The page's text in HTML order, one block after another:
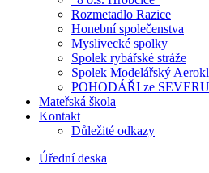
Rozmetadlo Razice
Honební společenstva
Myslivecké spolky
Spolek rybářské stráže
Spolek Modelářský
POHODÁŘI ze
Mateřská škola
Kontakt
Důležité odkazy
Úřední deska